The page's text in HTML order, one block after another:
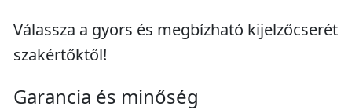
Válassza a gyors és megbízható kijelzőcserét
szakértőktől!
Garancia és minőség